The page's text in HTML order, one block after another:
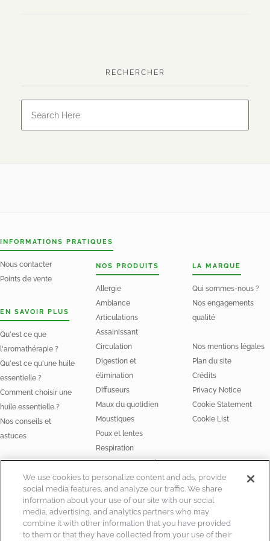
RECHERCHER
INFORMATIONS PRATIQUES
Nous contacter
Points de vente
EN SAVOIR PLUS
Qu'est ce que
l'aromathérapie ?
Qu'est ce qu'une huile
essentielle ?
Comment choisir une
huile essentielle ?
Nos conseils et
astuces
Huiles essentielles
NOS PRODUITS
Allergie
Ambiance
Articulations
Assainissant
Circulation
Digestion et
élimination
Diffuseurs
Maux du quotidien
Moustiques
Poux et lentes
Respiration
Stress et Sommeil
LA MARQUE
Qui sommes-nous ?
Nos engagements
qualité
Nos mentions légales
Plan du site
Crédits
Privacy Notice
Cookie Statement
Cookie List
We use cookies to personalize content and ads, provide
social media features, and analyze our traffic. We share
information about your use of our site with our social
media, advertising, and analytics partners who may
combine it with other information that you have provided
to them or that they have collected from your use of their